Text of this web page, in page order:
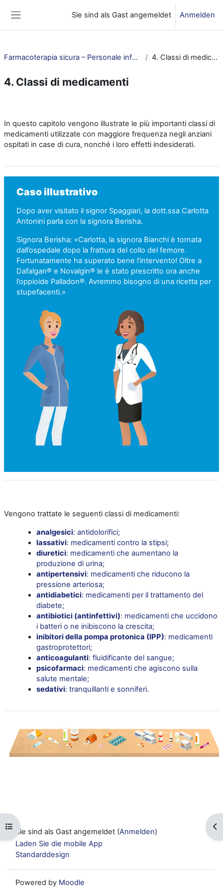
Sie sind als Gast angemeldet Anmelden
Kursindex öffnen
Farmacoterapia sicura – Personale infermieristico 4. Classi di medicamenti
4. Classi di medicamenti
In questo capitolo vengono illustrate le più importanti classi di
medicamenti utilizzate con maggiore frequenza negli anziani
ospitati in case di cura, nonché i loro effetti indesiderati.
Caso illustrativo
Dopo aver visitato il signor Spaggiari, la dott.ssa Carlotta
Antonini parla con la signora Berisha.
Signora Berisha: «Carlotta, la signora Bianchi è tornata
dall’ospedale dopo la frattura del collo del femore.
Fortunatamente ha superato bene l’intervento! Oltre a
Dafalgan® e Novalgin® le è stato prescritto ora anche
l’oppioide Palladon®. Avremmo bisogno di una ricetta per
stupefacenti.»
Vengono trattate le seguenti classi di medicamenti:
analgesici: antidolorifici;
lassativi: medicamenti contro la stipsi;
diuretici: medicamenti che aumentano la
produzione di urina;
antipertensivi: medicamenti che riducono la
pressione arteriosa;
antidiabetici: medicamenti per il trattamento del
diabete;
antibiotici (antinfettivi): medicamenti che uccidono
i batteri o ne inibiscono la crescita;
inibitori della pompa protonica (IPP): medicamenti
gastroprotettori;
anticoagulanti: fluidificante del sangue;
psicofarmaci: medicamenti che agiscono sulla
salute mentale;
sedativi: tranquillanti e sonniferi.
Sie sind als Gast angemeldet (Anmelden)
Laden Sie die mobile App
Standarddesign
Powered by Moodle